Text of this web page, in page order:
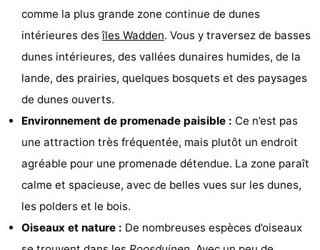
Églises
Moulins
Points
de
vue
Attractions
-
Croisières
Fermes
Terrains
Parcours
Nature
comme la plus grande zone continue de dunes
intérieures desîles Wadden. Vous y traversez de basses
dunes intérieures, des vallées dunaires humides, de la
lande, des prairies, quelques bosquets et des paysages
de dunes ouverts.
Environnement de promenade paisible : Ce n’est pas
une attraction très fréquentée, mais plutôt un endroit
agréable pour une promenade détendue. La zone paraît
calme et spacieuse, avec de belles vues sur les dunes,
les polders et le bois.
Oiseaux et nature : De nombreuses espèces d’oiseaux